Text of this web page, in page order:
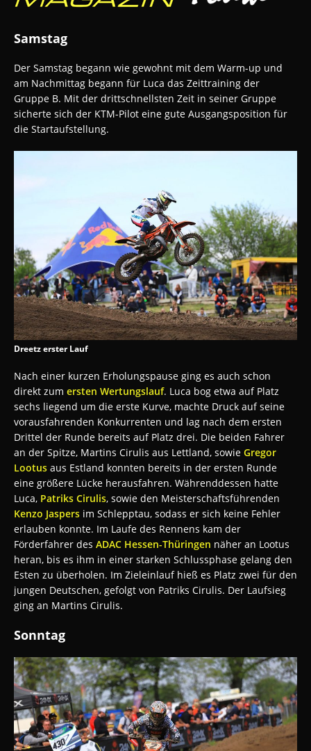
Samstag
Der Samstag begann wie gewohnt mit dem Warm-up und
am Nachmittag begann für Luca das Zeittraining der
Gruppe B. Mit der drittschnellsten Zeit in seiner Gruppe
sicherte sich der KTM-Pilot eine gute Ausgangsposition für
die Startaufstellung.
Dreetz erster Lauf
Nach einer kurzen Erholungspause ging es auch schon
direkt zum ersten Wertungslauf. Luca bog etwa auf Platz
sechs liegend um die erste Kurve, machte Druck auf seine
vorausfahrenden Konkurrenten und lag nach dem ersten
Drittel der Runde bereits auf Platz drei. Die beiden Fahrer
an der Spitze, Martins Cirulis aus Lettland, sowie Gregor
Lootus aus Estland konnten bereits in der ersten Runde
eine größere Lücke herausfahren. Währenddessen hatte
Luca, Patriks Cirulis, sowie den Meisterschaftsführenden
Kenzo Jaspers im Schlepptau, sodass er sich keine Fehler
erlauben konnte. Im Laufe des Rennens kam der
Förderfahrer des ADAC Hessen-Thüringen näher an Lootus
heran, bis es ihm in einer starken Schlussphase gelang den
Esten zu überholen. Im Zieleinlauf hieß es Platz zwei für den
jungen Deutschen, gefolgt von Patriks Cirulis. Der Laufsieg
ging an Martins Cirulis.
Sonntag